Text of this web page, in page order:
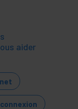
aider
connexion